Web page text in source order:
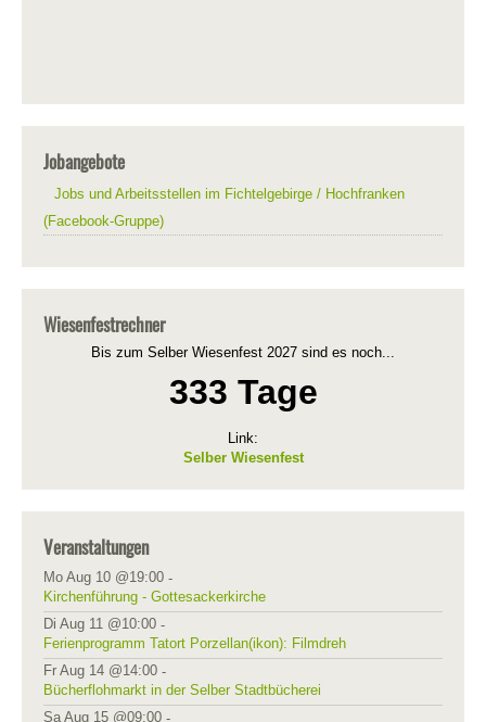
Jobangebote
Jobs und Arbeitsstellen im Fichtelgebirge / Hochfranken
(Facebook-Gruppe)
Wiesenfestrechner
Bis zum Selber Wiesenfest 2027 sind es noch...
333 Tage
Link:
Selber Wiesenfest
Veranstaltungen
Mo Aug 10 @19:00 -
Kirchenführung - Gottesackerkirche
Di Aug 11 @10:00 -
Ferienprogramm Tatort Porzellan(ikon): Filmdreh
Fr Aug 14 @14:00 -
Bücherflohmarkt in der Selber Stadtbücherei
Sa Aug 15 @09:00 -